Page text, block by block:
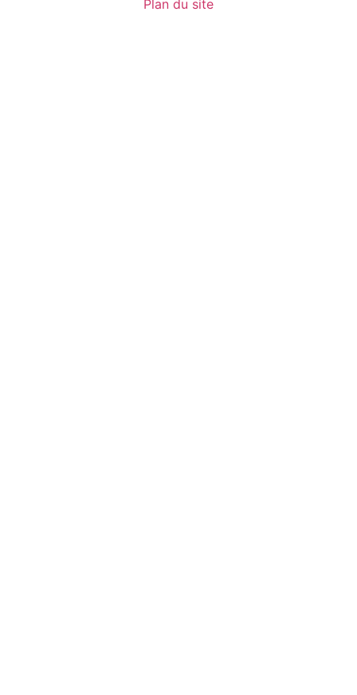
Plan du site